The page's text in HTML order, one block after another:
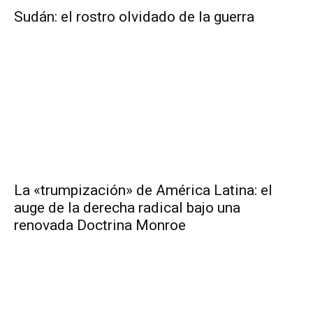
Sudán: el rostro olvidado de la guerra
La «trumpización» de América Latina: el
auge de la derecha radical bajo una
renovada Doctrina Monroe